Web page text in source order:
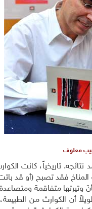
معلوف
تاريخياً، كانت
فقد تصبح (أو قد
وتيرتها متفاقمة
أن الكوارث من